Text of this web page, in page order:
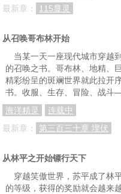
最新章：
115显灵
从召唤哥布林开始
当某一天一座现代城市穿越
的召唤之书。哥布林、地精、
精彩纷呈的斑斓世界就此拉开
书。收服、生存、冒险、战斗
海洋精灵
连载中
最新章：
第三百三十章 埋伏
从林平之开始镖行天下
穿越笑傲世界，苏平成了林
的等级，获得的奖励就会越来